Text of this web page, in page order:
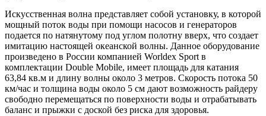
Искусственная волна представляет собой установку, в которой
мощный поток воды при помощи насосов и генераторов
подается по натянутому под углом полотну вверх, что создает
имитацию настоящей океанской волны. Данное оборудование
произведено в России компанией Worldex Sport в
комплектации Double Mobile, имеет площадь для катания
63,84 кв.м и длину волны около 3 метров. Скорость потока 50
км/час и толщина воды около 5 см дают возможность райдеру
свободно перемещаться по поверхности воды и отрабатывать
баланс и прыжки с доской без риска для здоровья.